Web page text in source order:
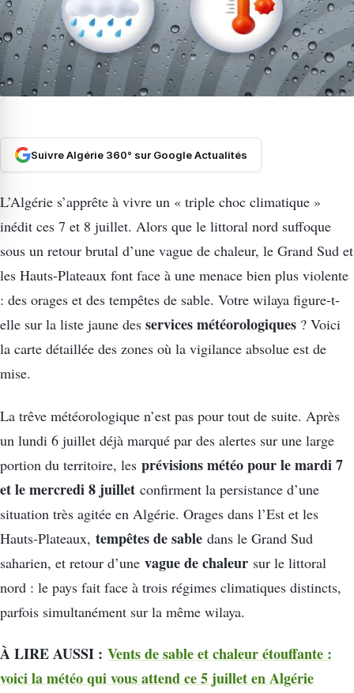
Suivre Algérie 360° sur Google Actualités
L’Algérie s’apprête à vivre un « triple choc climatique »
inédit ces 7 et 8 juillet. Alors que le littoral nord suffoque
sous un retour brutal d’une vague de chaleur, le Grand Sud et
les Hauts-Plateaux font face à une menace bien plus violente
: des orages et des tempêtes de sable. Votre wilaya figure-t-
elle sur la liste jaune des services météorologiques ? Voici
la carte détaillée des zones où la vigilance absolue est de
mise.
La trêve météorologique n’est pas pour tout de suite. Après
un lundi 6 juillet déjà marqué par des alertes sur une large
portion du territoire, les prévisions météo pour le mardi 7
et le mercredi 8 juillet confirment la persistance d’une
situation très agitée en Algérie. Orages dans l’Est et les
Hauts-Plateaux, tempêtes de sable dans le Grand Sud
saharien, et retour d’une vague de chaleur sur le littoral
nord : le pays fait face à trois régimes climatiques distincts,
parfois simultanément sur la même wilaya.
À LIRE AUSSI : Vents de sable et chaleur étouffante :
voici la météo qui vous attend ce 5 juillet en Algérie